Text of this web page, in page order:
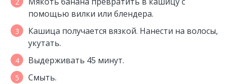
помощью вилки или блендера.
Кашица получается вязкой. Нанести на волосы,
укутать.
Выдерживать 45 минут.
Смыть.